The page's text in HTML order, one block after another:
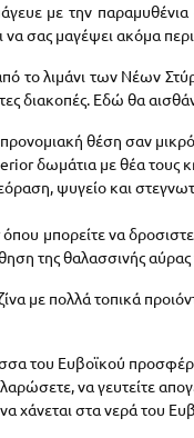
με την
να σας μαγέψει ακόμα
το λιμάνι των Νέων
διακοπές. Εδώ θα
προνομιακή θέση σαν
δωμάτια με θέα τους
ψυγείο και
μπορείτε να
της θαλασσινής
με πολλά τοπικά
του Ευβοϊκού
να γευτείτε
χάνεται στα νερά του